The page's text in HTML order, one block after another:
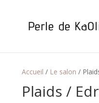
Accueil / Le salon /
Plaids /